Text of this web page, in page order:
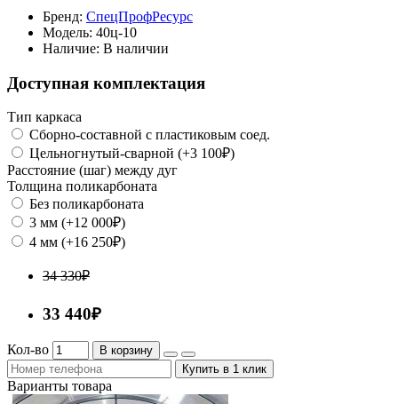
Бренд: СпецПрофРесурс
Модель: 40ц-10
Наличие: В наличии
Доступная комплектация
Тип каркаса
Сборно-составной с пластиковым соед.
Цельногнутый-сварной (+3 100₽)
Расстояние (шаг) между дуг
Толщина поликарбоната
Без поликарбоната
3 мм (+12 000₽)
4 мм (+16 250₽)
34 330₽
33 440₽
Кол-во
В корзину
Купить в 1 клик
Варианты товара